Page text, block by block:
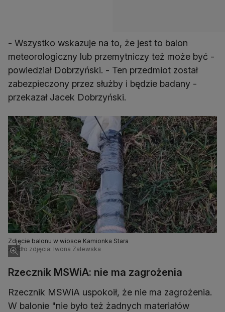
- Wszystko wskazuje na to, że jest to balon
meteorologiczny lub przemytniczy też może być -
powiedział Dobrzyński. - Ten przedmiot został
zabezpieczony przez służby i będzie badany -
przekazał Jacek Dobrzyński.
Zdjęcie balonu w wiosce Kamionka Stara
Źródło zdjęcia: Iwona Zalewska
Rzecznik MSWiA: nie ma zagrożenia
Rzecznik MSWiA uspokoił, że nie ma zagrożenia.
W balonie "nie było też żadnych materiałów